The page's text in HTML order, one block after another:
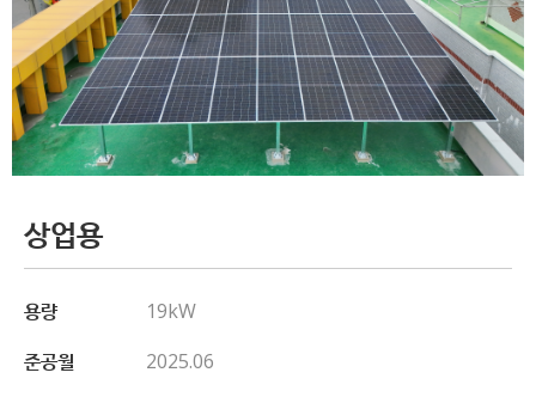
상업용
용량
19kW
준공월
2025.06